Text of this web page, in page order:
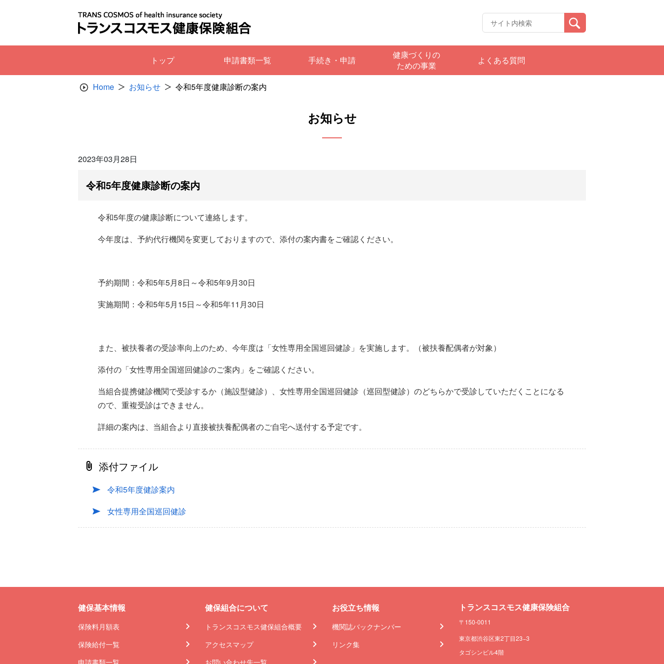
トップ 申請書類一覧 手続き・申請
健康づくりの
ための事業
よくある質問
Home お知らせ 令和5年度健康診断の案内
お知らせ
2023年03月28日
令和5年度健康診断の案内
令和5年度の健康診断について連絡します。
今年度は、予約代行機関を変更しておりますので、添付の案内書をご確認ください。
予約期間：令和5年5月8日～令和5年9月30日
実施期間：令和5年5月15日～令和5年11月30日
また、被扶養者の受診率向上のため、今年度は「女性専用全国巡回健診」を実施します。（被扶養配偶者が対象）
添付の「女性専用全国巡回健診のご案内」をご確認ください。
当組合提携健診機関で受診するか（施設型健診）、女性専用全国巡回健診（巡回型健診）のどちらかで受診していただくことになる
ので、重複受診はできません。
詳細の案内は、当組合より直接被扶養配偶者のご自宅へ送付する予定です。
添付ファイル
令和5年度健診案内
女性専用全国巡回健診
健保基本情報
保険料月額表
保険給付一覧
申請書類一覧
健保組合について
トランスコスモス健保組合概要
アクセスマップ
お問い合わせ先一覧
お役立ち情報
機関誌バックナンバー
リンク集
トランスコスモス健康保険組合
〒150-0011
東京都渋谷区東2丁目23−3
タゴシンビル4階